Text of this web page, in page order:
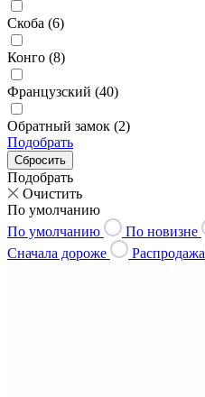
Скоба (6)
Конго (8)
Французский (40)
Обратный замок (2)
Подобрать
Подобрать
Очистить
По умолчанию
По умолчанию
По новизне
Сначала дороже
Распродажа